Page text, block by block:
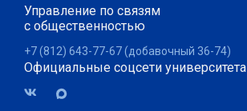
Управление по связям
с общественностью
+7 (812) 643-77-67 (добавочный 36-74)
Официальные соцсети университета